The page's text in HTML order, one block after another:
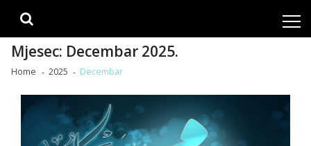
Mjesec: Decembar 2025.
Home 2025 Decembar